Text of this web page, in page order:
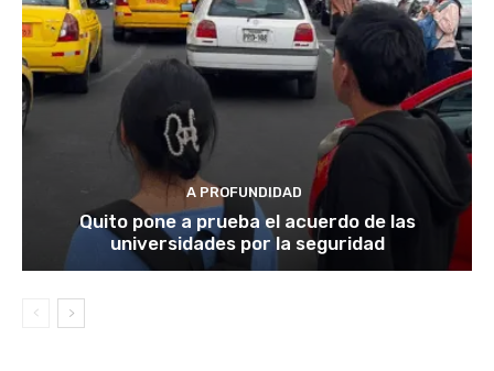
A PROFUNDIDAD
Quito pone a prueba el acuerdo de las
universidades por la seguridad